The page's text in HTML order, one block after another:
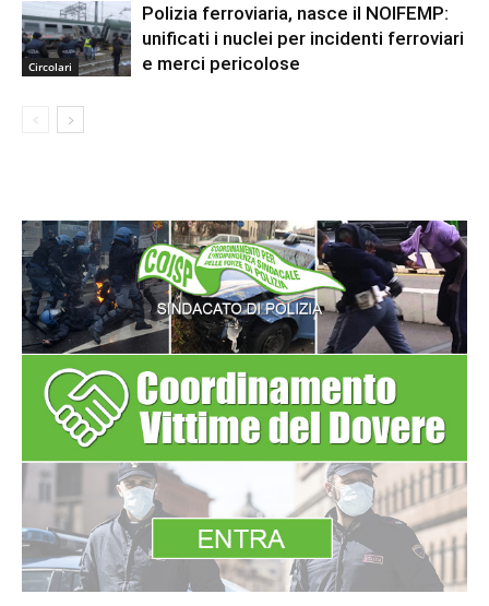
Circolari
Polizia ferroviaria, nasce il NOIFEMP:
unificati i nuclei per incidenti ferroviari
e merci pericolose